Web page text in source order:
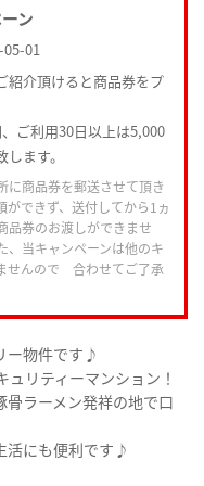
ン
05-01
紹介頂けると商品券をプ
ご利用30日以上は5,000
ます。
商品券を郵送させて頂き
ができず、送付してから1ヵ
品券のお渡しができませ
、当キャンペーンは他のキ
せんので 合わせてご了承
ー物件です♪
リティーマンション！
ラーメン発祥の地で口
活にも便利です♪